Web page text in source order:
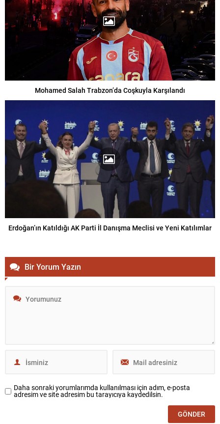
Mohamed Salah Trabzon’da Coşkuyla Karşılandı
Erdoğan’ın Katıldığı AK Parti İl Danışma Meclisi ve Yeni Katılımlar
Bir Yorum Yazın
Daha sonraki yorumlarımda kullanılması için adım, e-posta
adresim ve site adresim bu tarayıcıya kaydedilsin.